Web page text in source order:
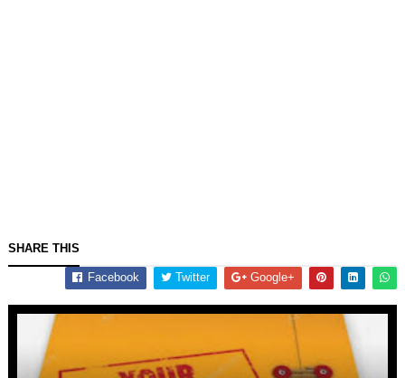
SHARE THIS
Facebook Twitter Google+